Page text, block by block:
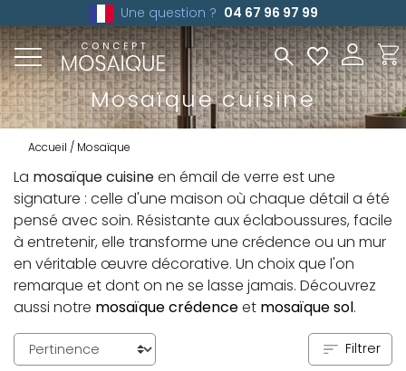
Une question ? 04 67 96 97 99
Mosaïque cuisine
Accueil Mosaïque
La mosaïque cuisineen émail de verre est une
signature : celle d'une maison où chaque détail a été
pensé avec soin. Résistante aux éclaboussures, facile
à entretenir, elle transforme une crédence ou un mur
en véritable œuvre décorative. Un choix que l'on
remarque et dont on ne se lasse jamais. Découvrez
aussi notre mosaïque crédenceet mosaïque sol.
Filtrer